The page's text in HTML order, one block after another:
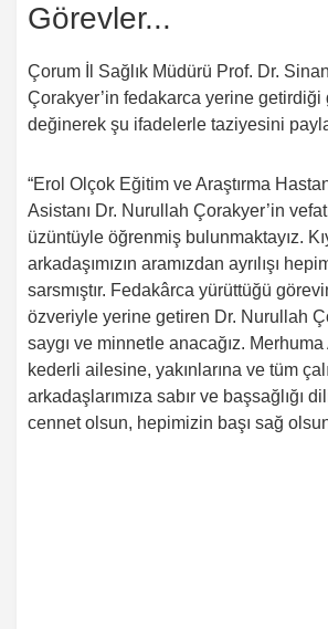
Görevler...
Çorum İl Sağlık Müdürü Prof. Dr.
Çorakyer’in fedakarca yerine getirdiği
değinerek şu ifadelerle taziyesini
“Erol Olçok Eğitim ve Araştırma
Asistanı Dr. Nurullah Çorakyer’in
üzüntüyle öğrenmiş bulunmaktayız.
arkadaşımızın aramızdan ayrılışı
sarsmıştır. Fedakârca yürüttüğü
özveriyle yerine getiren Dr. Nurullah
saygı ve minnetle anacağız. Merhuma
kederli ailesine, yakınlarına ve tüm
arkadaşlarımıza sabır ve başsağlığı
cennet olsun, hepimizin başı sağ